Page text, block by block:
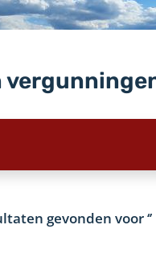
gevonden voor‘’